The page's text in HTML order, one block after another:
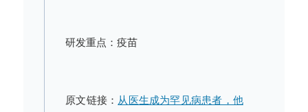
研发重点：疫苗
原文链接： 从医生成为罕见病患者，他